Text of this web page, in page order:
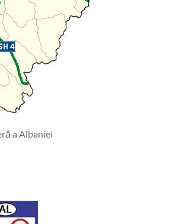
a Albaniei